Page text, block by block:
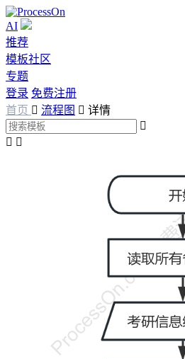
AI
推荐
模板社区
专题
登录 免费注册
首页  流程图  详情

 